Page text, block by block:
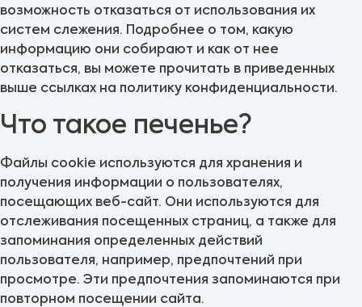
возможность отказаться от использования их
систем слежения. Подробнее о том, какую
информацию они собирают и как от нее
отказаться, вы можете прочитать в приведенных
выше ссылках на политику конфиденциальности.
Что такое печенье?
Файлы cookie используются для хранения и
получения информации о пользователях,
посещающих веб-сайт. Они используются для
отслеживания посещенных страниц, а также для
запоминания определенных действий
пользователя, например, предпочтений при
просмотре. Эти предпочтения запоминаются при
повторном посещении сайта.